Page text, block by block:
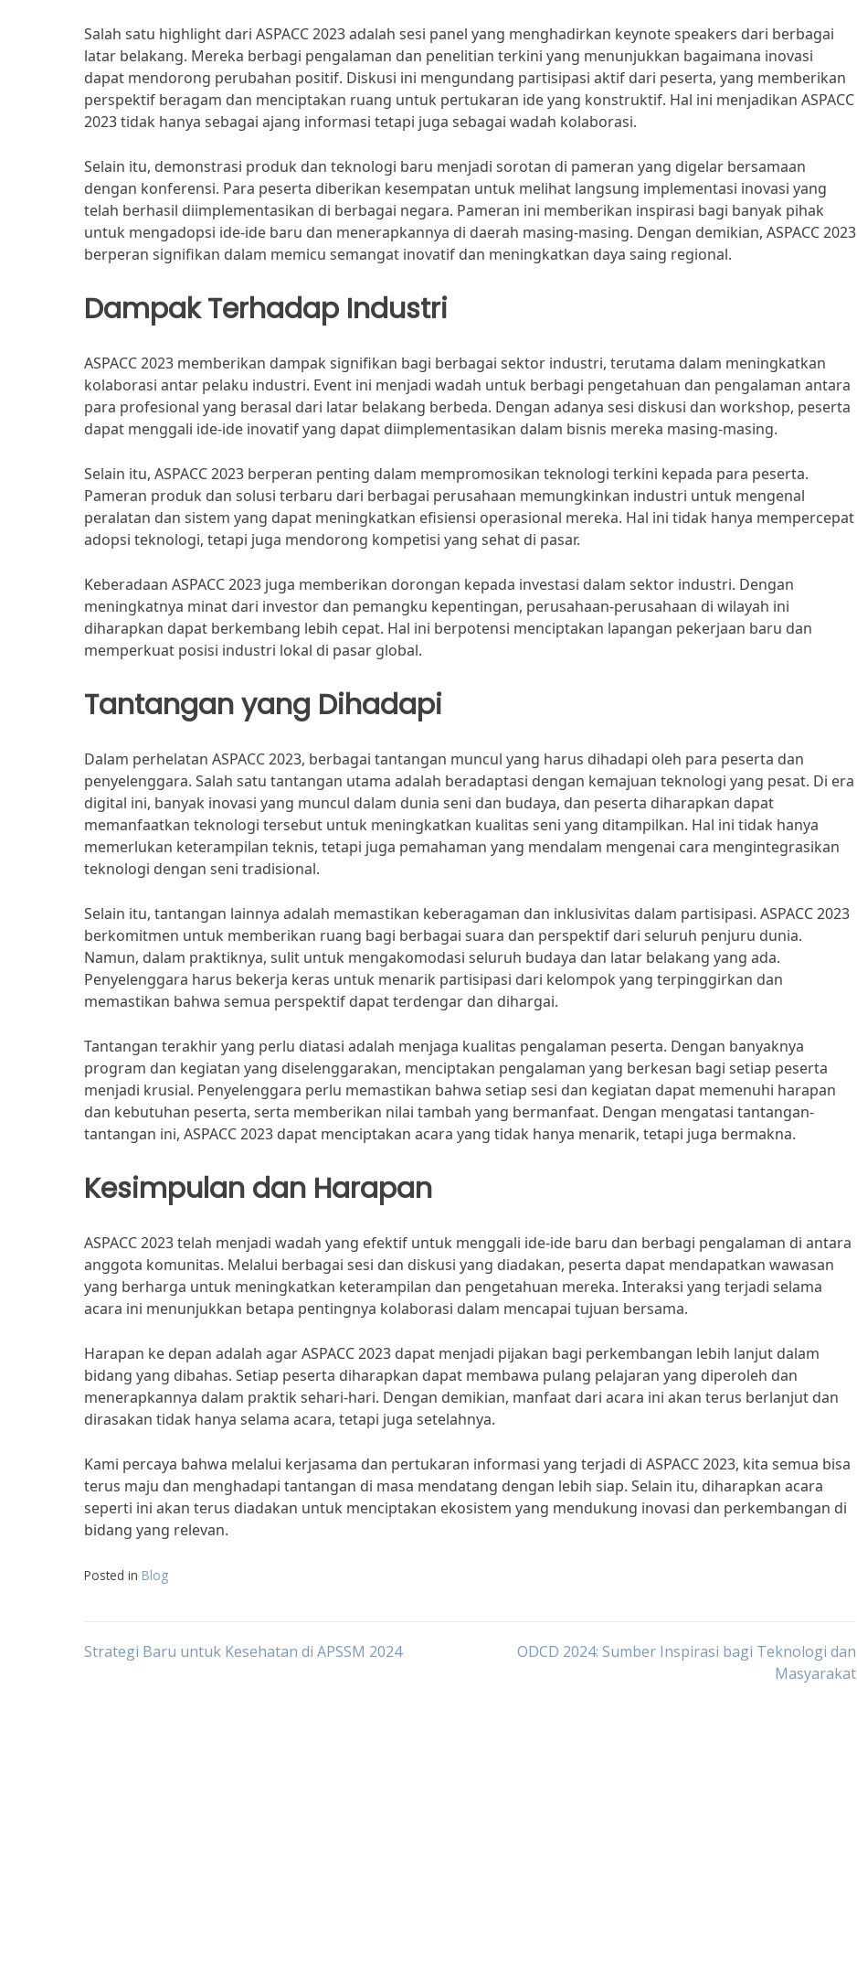
Salah satu highlight dari ASPACC 2023 adalah sesi panel yang menghadirkan keynote speakers dari berbagai
latar belakang. Mereka berbagi pengalaman dan penelitian terkini yang menunjukkan bagaimana inovasi
dapat mendorong perubahan positif. Diskusi ini mengundang partisipasi aktif dari peserta, yang memberikan
perspektif beragam dan menciptakan ruang untuk pertukaran ide yang konstruktif. Hal ini menjadikan ASPACC
2023 tidak hanya sebagai ajang informasi tetapi juga sebagai wadah kolaborasi.
Selain itu, demonstrasi produk dan teknologi baru menjadi sorotan di pameran yang digelar bersamaan
dengan konferensi. Para peserta diberikan kesempatan untuk melihat langsung implementasi inovasi yang
telah berhasil diimplementasikan di berbagai negara. Pameran ini memberikan inspirasi bagi banyak pihak
untuk mengadopsi ide-ide baru dan menerapkannya di daerah masing-masing. Dengan demikian, ASPACC 2023
berperan signifikan dalam memicu semangat inovatif dan meningkatkan daya saing regional.
Dampak Terhadap Industri
ASPACC 2023 memberikan dampak signifikan bagi berbagai sektor industri, terutama dalam meningkatkan
kolaborasi antar pelaku industri. Event ini menjadi wadah untuk berbagi pengetahuan dan pengalaman antara
para profesional yang berasal dari latar belakang berbeda. Dengan adanya sesi diskusi dan workshop, peserta
dapat menggali ide-ide inovatif yang dapat diimplementasikan dalam bisnis mereka masing-masing.
Selain itu, ASPACC 2023 berperan penting dalam mempromosikan teknologi terkini kepada para peserta.
Pameran produk dan solusi terbaru dari berbagai perusahaan memungkinkan industri untuk mengenal
peralatan dan sistem yang dapat meningkatkan efisiensi operasional mereka. Hal ini tidak hanya mempercepat
adopsi teknologi, tetapi juga mendorong kompetisi yang sehat di pasar.
Keberadaan ASPACC 2023 juga memberikan dorongan kepada investasi dalam sektor industri. Dengan
meningkatnya minat dari investor dan pemangku kepentingan, perusahaan-perusahaan di wilayah ini
diharapkan dapat berkembang lebih cepat. Hal ini berpotensi menciptakan lapangan pekerjaan baru dan
memperkuat posisi industri lokal di pasar global.
Tantangan yang Dihadapi
Dalam perhelatan ASPACC 2023, berbagai tantangan muncul yang harus dihadapi oleh para peserta dan
penyelenggara. Salah satu tantangan utama adalah beradaptasi dengan kemajuan teknologi yang pesat. Di era
digital ini, banyak inovasi yang muncul dalam dunia seni dan budaya, dan peserta diharapkan dapat
memanfaatkan teknologi tersebut untuk meningkatkan kualitas seni yang ditampilkan. Hal ini tidak hanya
memerlukan keterampilan teknis, tetapi juga pemahaman yang mendalam mengenai cara mengintegrasikan
teknologi dengan seni tradisional.
Selain itu, tantangan lainnya adalah memastikan keberagaman dan inklusivitas dalam partisipasi. ASPACC 2023
berkomitmen untuk memberikan ruang bagi berbagai suara dan perspektif dari seluruh penjuru dunia.
Namun, dalam praktiknya, sulit untuk mengakomodasi seluruh budaya dan latar belakang yang ada.
Penyelenggara harus bekerja keras untuk menarik partisipasi dari kelompok yang terpinggirkan dan
memastikan bahwa semua perspektif dapat terdengar dan dihargai.
Tantangan terakhir yang perlu diatasi adalah menjaga kualitas pengalaman peserta. Dengan banyaknya
program dan kegiatan yang diselenggarakan, menciptakan pengalaman yang berkesan bagi setiap peserta
menjadi krusial. Penyelenggara perlu memastikan bahwa setiap sesi dan kegiatan dapat memenuhi harapan
dan kebutuhan peserta, serta memberikan nilai tambah yang bermanfaat. Dengan mengatasi tantangan-
tantangan ini, ASPACC 2023 dapat menciptakan acara yang tidak hanya menarik, tetapi juga bermakna.
Kesimpulan dan Harapan
ASPACC 2023 telah menjadi wadah yang efektif untuk menggali ide-ide baru dan berbagi pengalaman di antara
anggota komunitas. Melalui berbagai sesi dan diskusi yang diadakan, peserta dapat mendapatkan wawasan
yang berharga untuk meningkatkan keterampilan dan pengetahuan mereka. Interaksi yang terjadi selama
acara ini menunjukkan betapa pentingnya kolaborasi dalam mencapai tujuan bersama.
Harapan ke depan adalah agar ASPACC 2023 dapat menjadi pijakan bagi perkembangan lebih lanjut dalam
bidang yang dibahas. Setiap peserta diharapkan dapat membawa pulang pelajaran yang diperoleh dan
menerapkannya dalam praktik sehari-hari. Dengan demikian, manfaat dari acara ini akan terus berlanjut dan
dirasakan tidak hanya selama acara, tetapi juga setelahnya.
Kami percaya bahwa melalui kerjasama dan pertukaran informasi yang terjadi di ASPACC 2023, kita semua bisa
terus maju dan menghadapi tantangan di masa mendatang dengan lebih siap. Selain itu, diharapkan acara
seperti ini akan terus diadakan untuk menciptakan ekosistem yang mendukung inovasi dan perkembangan di
bidang yang relevan.
Posted in Blog
Post
Strategi Baru untuk Kesehatan di APSSM 2024
ODCD 2024: Sumber Inspirasi bagi Teknologi dan
Masyarakat